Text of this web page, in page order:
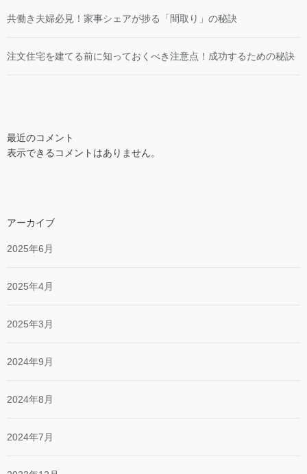
共働き夫婦必見！家事シェアが捗る「間取り」の秘訣
注文住宅を建てる前に知っておくべき注意点！成功するための秘訣
最近のコメント
表示できるコメントはありません。
アーカイブ
2025年6月
2025年4月
2025年3月
2024年9月
2024年8月
2024年7月